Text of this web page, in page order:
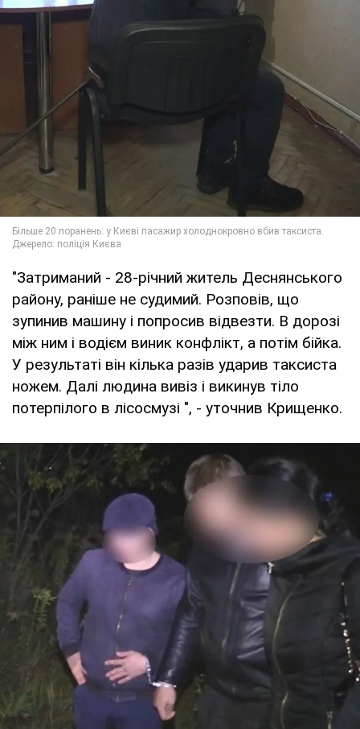
"Затриманий - 28-річний житель Деснянського
району, раніше не судимий. Розповів, що
зупинив машину і попросив відвезти. В дорозі
між ним і водієм виник конфлікт, а потім бійка.
У результаті він кілька разів ударив таксиста
ножем. Далі людина вивіз і викинув тіло
потерпілого в лісосмузі ", - уточнив Крищенко.